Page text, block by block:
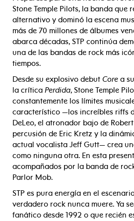
Stone Temple Pilots, la banda que
alternativo y dominó la escena
más de 70 millones de álbumes
abarca décadas, STP continúa
una de las bandas de rock más
tiempos.
Desde su explosivo debut Core a
la crítica Perdida, Stone Temple
constantemente los límites
característico —los increíbles riffs
DeLeo, el atronador bajo de
percusión de Eric Kretz y la
actual vocalista Jeff Gutt— crea
como ninguna otra. En esta
acompañados por la banda de
Parlor Mob.
STP es pura energía en el
verdadero rock nunca muere. Ya
fanático desde 1992 o que recién